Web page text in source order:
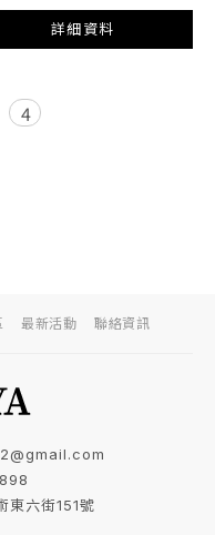
詳細資料
4
最新活動 聯絡資訊
東六街151號